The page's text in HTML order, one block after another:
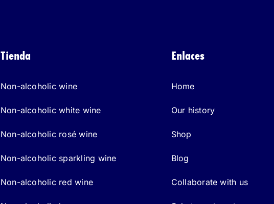
Tienda
Non-alcoholic wine
Non-alcoholic white wine
Non-alcoholic rosé wine
Non-alcoholic sparkling wine
Non-alcoholic red wine
Enlaces
Home
Our history
Shop
Blog
Collaborate with us